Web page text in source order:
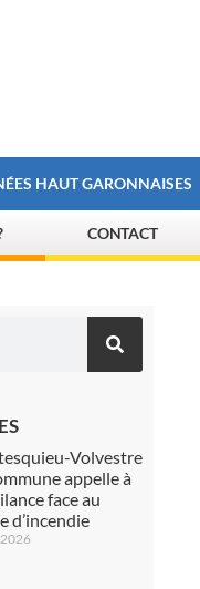
HAUT GARONNAISES
CONTACT
Volvestre
appelle à
face au
d’incendie